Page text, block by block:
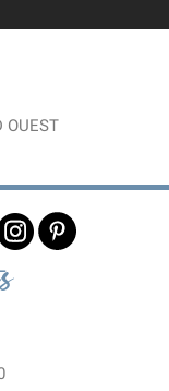
OUEST